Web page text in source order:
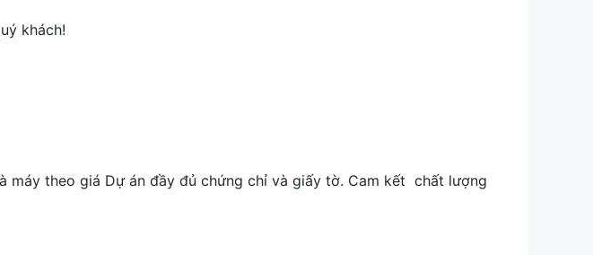
khách!
máy theo giá Dự án đầy đủ chứng chỉ và giấy tờ. Cam kết chất lượng